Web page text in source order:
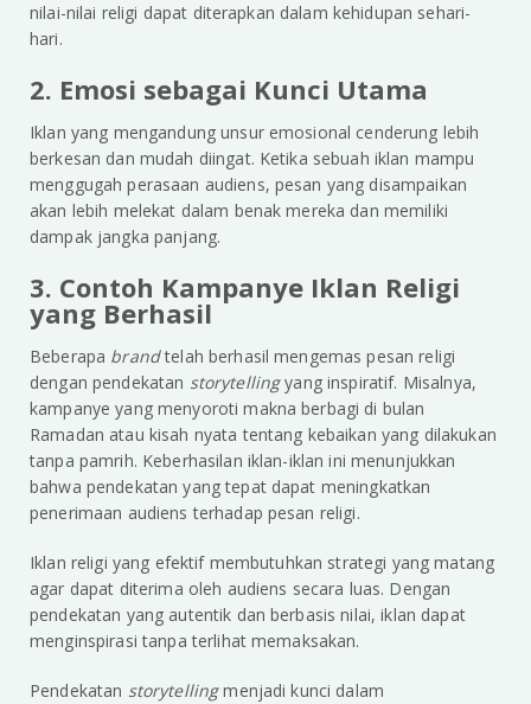
nilai-nilai religi dapat diterapkan dalam kehidupan sehari-
hari.
2. Emosi sebagai Kunci Utama
Iklan yang mengandung unsur emosional cenderung lebih
berkesan dan mudah diingat. Ketika sebuah iklan mampu
menggugah perasaan audiens, pesan yang disampaikan
akan lebih melekat dalam benak mereka dan memiliki
dampak jangka panjang.
3. Contoh Kampanye Iklan Religi
yang Berhasil
Beberapa brandtelah berhasil mengemas pesan religi
dengan pendekatan storytellingyang inspiratif. Misalnya,
kampanye yang menyoroti makna berbagi di bulan
Ramadan atau kisah nyata tentang kebaikan yang dilakukan
tanpa pamrih. Keberhasilan iklan-iklan ini menunjukkan
bahwa pendekatan yang tepat dapat meningkatkan
penerimaan audiens terhadap pesan religi.
Iklan religi yang efektif membutuhkan strategi yang matang
agar dapat diterima oleh audiens secara luas. Dengan
pendekatan yang autentik dan berbasis nilai, iklan dapat
menginspirasi tanpa terlihat memaksakan.
Pendekatan storytellingmenjadi kunci dalam